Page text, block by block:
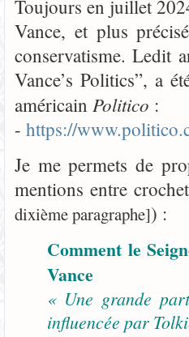
Toujours en juillet
Vance, et plus
conservatisme. Ledit
Vance’s Politics”, a
américain Politico :
- https://
Je me permets de
mentions entre
dixième paragraphe]) :
Comment le
Vance
« Une grande
influencée par